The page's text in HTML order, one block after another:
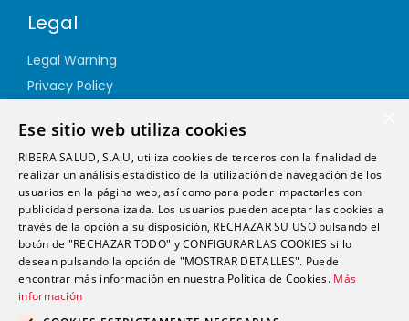
Legal
Legal Warning
Privacy Policy
Quality Policy
Information Security Policy
Ethics channel
Address
info@futurshealth.com
Ese sitio web utiliza cookies
RIBERA SALUD, S.A.U, utiliza cookies de terceros con la finalidad de
realizar un análisis estadístico de la utilización de navegación de los
usuarios en la página web, así como para poder impactarles con
publicidad personalizada. Los usuarios pueden aceptar las cookies a
través de la opción a su disposición, RECHAZAR SU USO pulsando el
botón de "RECHAZAR TODO" y CONFIGURAR LAS COOKIES si lo
desean pulsando la opción de "MOSTRAR DETALLES". Puede
encontrar más información en nuestra Política de Cookies. Más
información